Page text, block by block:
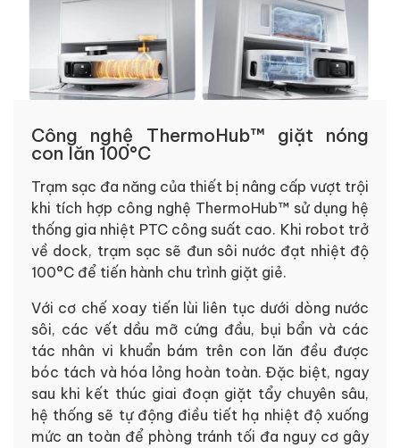
Công nghệ ThermoHub™ giặt nóng
con lăn 100°C
Trạm sạc đa năng của thiết bị nâng cấp vượt trội
khi tích hợp công nghệ ThermoHub™ sử dụng hệ
thống gia nhiệt PTC công suất cao. Khi robot trở
về dock, trạm sạc sẽ đun sôi nước đạt nhiệt độ
100°C để tiến hành chu trình giặt giẻ.
Với cơ chế xoay tiến lùi liên tục dưới dòng nước
sôi, các vết dầu mỡ cứng đầu, bụi bẩn và các
tác nhân vi khuẩn bám trên con lăn đều được
bóc tách và hóa lỏng hoàn toàn. Đặc biệt, ngay
sau khi kết thúc giai đoạn giặt tẩy chuyên sâu,
hệ thống sẽ tự động điều tiết hạ nhiệt độ xuống
mức an toàn để phòng tránh tối đa nguy cơ gây